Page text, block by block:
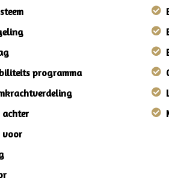
programma
voor